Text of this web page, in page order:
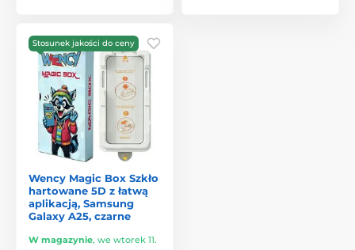
Stosunek jakości do ceny
Wency Magic Box Szkło
hartowane 5D z łatwą
aplikacją, Samsung
Galaxy A25, czarne
W magazynie, we wtorek 11.